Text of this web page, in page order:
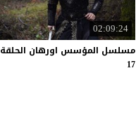
02:09:24
مسلسل المؤسس اورهان الحلقة
17